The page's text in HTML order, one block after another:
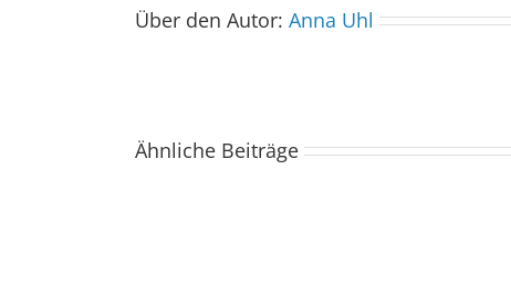
Über den Autor: Anna Uhl
Ähnliche Beiträge